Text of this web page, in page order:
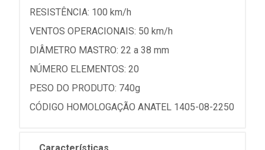
RESISTÊNCIA: 100 km/h
VENTOS OPERACIONAIS: 50 km/h
DIÂMETRO MASTRO: 22 a 38 mm
NÚMERO ELEMENTOS: 20
PESO DO PRODUTO: 740g
CÓDIGO HOMOLOGAÇÃO ANATEL 1405-08-2250